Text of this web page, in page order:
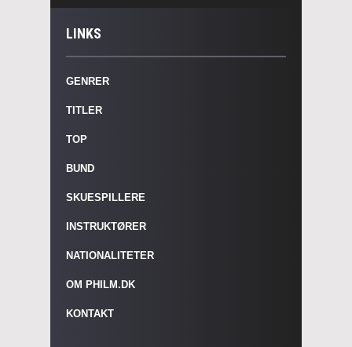
LINKS
GENRER
TITLER
TOP
BUND
SKUESPILLERE
INSTRUKTØRER
NATIONALITETER
OM PHILM.DK
KONTAKT